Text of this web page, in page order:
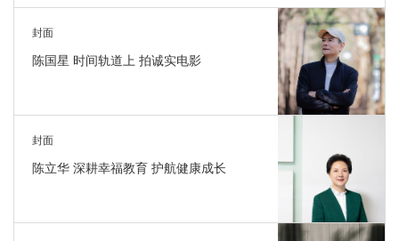
封面
陈国星 时间轨道上 拍诚实电影
封面
陈立华 深耕幸福教育 护航健康成长